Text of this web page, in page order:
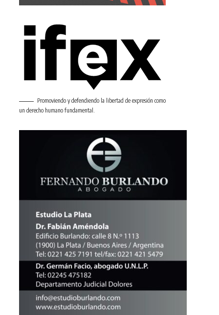
Promoviendo y defendiendo la libertad de expresión como
un derecho humano fundamental.